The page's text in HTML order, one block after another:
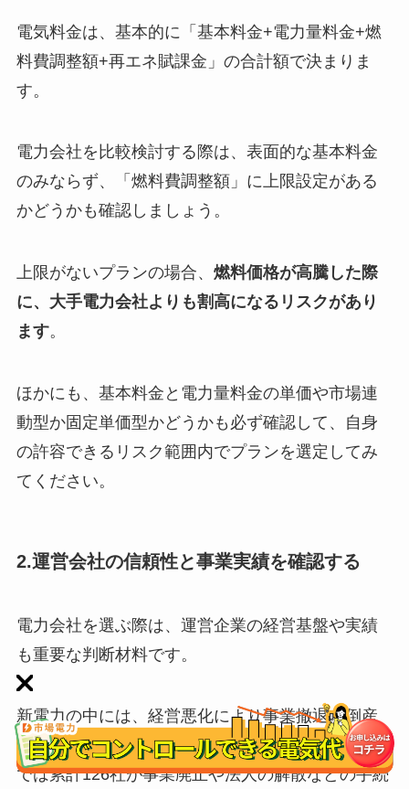
電気料金は、基本的に「基本料金+電力量料金+燃
料費調整額+再エネ賦課金」の合計額で決まりま
す。
電力会社を比較検討する際は、表面的な基本料金
のみならず、「燃料費調整額」に上限設定がある
かどうかも確認しましょう。
上限がないプランの場合、 燃料価格が高騰した際
に、大手電力会社よりも割高になるリスクがあり
ます。
ほかにも、基本料金と電力量料金の単価や市場連
動型か固定単価型かどうかも必ず確認して、自身
の許容できるリスク範囲内でプランを選定してみ
てください。
2.運営会社の信頼性と事業実績を確認する
電力会社を選ぶ際は、運営企業の経営基盤や実績
も重要な判断材料です。
新電力の中には、経営悪化により事業撤退や倒産
するケースも過去にあり、実際に2025年1月末時点
では累計126社が事業廃止や法人の解散などの手続